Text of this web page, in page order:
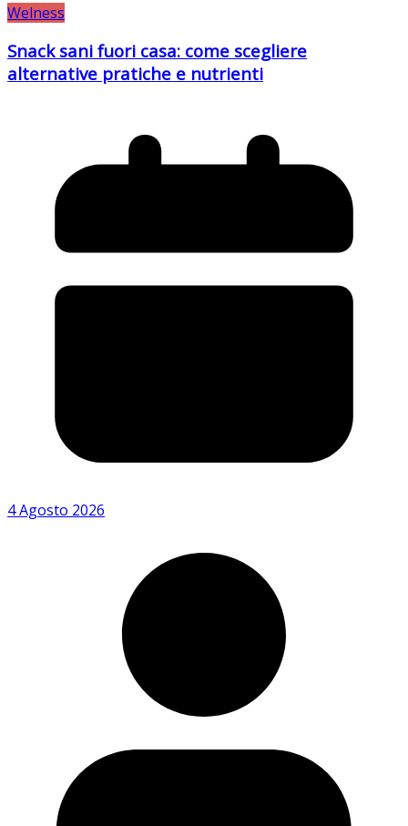
Welness
Snack sani fuori casa: come scegliere
alternative pratiche e nutrienti
4 Agosto 2026